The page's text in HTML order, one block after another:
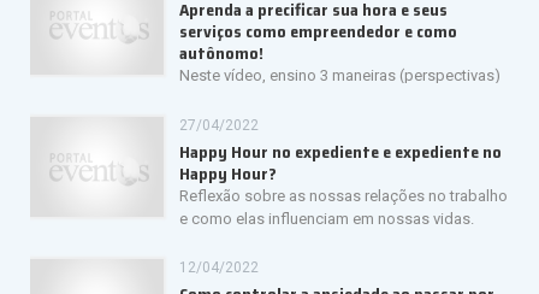
MBA em Administração de Empresas e Coach formado pelo
IBC. Membro do CEO Council (2 anos) e do Board da HSMAI
Youtube: https://www.youtube.com/user/ferlota68
LinkedIn: https://www.linkedin.com/in/fern%C3%A3o-loureiro-
Aprenda a precificar sua hora e seus
serviços como empreendedor e como
autônomo!
Neste vídeo, ensino 3 maneiras (perspectivas)
de graça/não pague para trabalhar e para poder cumprir seus
objetivos financeiros de curto, médio e longo prazos. Espero que
curtam e adotem em suas vidas daqui em diante!
27/04/2022
Happy Hour no expediente e expediente no
Happy Hour?
Reflexão sobre as nossas relações no trabalho
e como elas influenciam em nossas vidas.
12/04/2022